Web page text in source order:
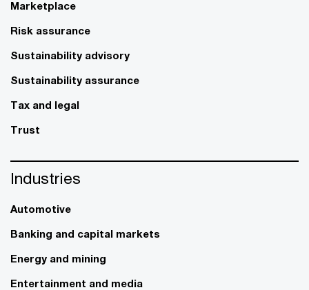
Marketplace
Risk assurance
Sustainability advisory
Sustainability assurance
Tax and legal
Trust
Industries
Automotive
Banking and capital markets
Energy and mining
Entertainment and media